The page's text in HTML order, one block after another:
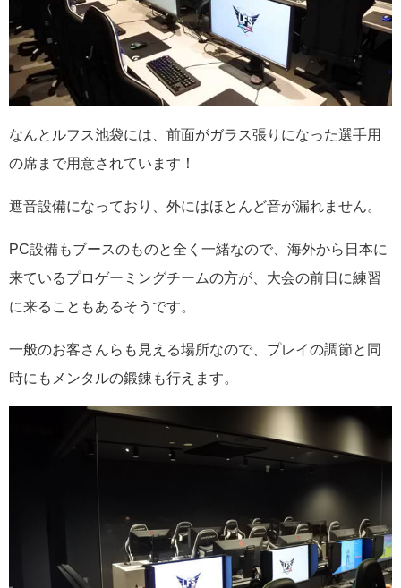
なんとルフス池袋には、前面がガラス張りになった選手用
の席まで用意されています！
遮音設備になっており、外にはほとんど音が漏れません。
PC設備もブースのものと全く一緒なので、海外から日本に
来ているプロゲーミングチームの方が、大会の前日に練習
に来ることもあるそうです。
一般のお客さんらも見える場所なので、プレイの調節と同
時にもメンタルの鍛錬も行えます。